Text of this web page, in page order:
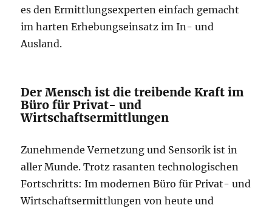
es den Ermittlungsexperten einfach gemacht
im harten Erhebungseinsatz im In- und
Ausland.
Der Mensch ist die treibende Kraft im
Büro für Privat- und
Wirtschaftsermittlungen
Zunehmende Vernetzung und Sensorik ist in
aller Munde. Trotz rasanten technologischen
Fortschritts: Im modernen Büro für Privat- und
Wirtschaftsermittlungen von heute und